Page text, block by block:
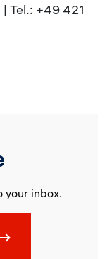
Tel.: +49 421
your inbox.